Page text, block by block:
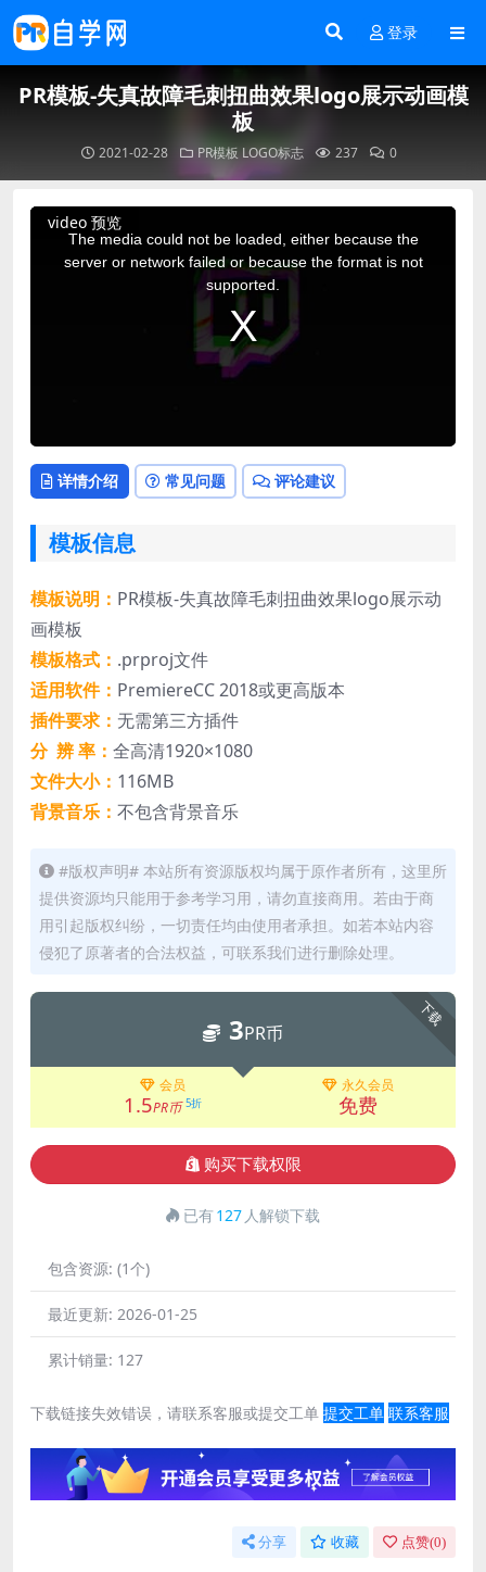
登录
PR模板-失真故障毛刺扭曲效果logo展示动画模
板
2021-02-28 PR模板LOGO标志 237 0
video 预览
This
The media could not be loaded, either because the
server or network failed or because the format is not
supported.
详情介绍 常见问题 评论建议
模板信息
模板说明： PR模板-失真故障毛刺扭曲效果logo展示动
画模板
模板格式： .prproj文件
适用软件： PremiereCC 2018或更高版本
插件要求： 无需第三方插件
分 辨 率： 全高清1920×1080
文件大小： 116MB
背景音乐： 不包含背景音乐
#版权声明# 本站所有资源版权均属于原作者所有，这里所
提供资源均只能用于参考学习用，请勿直接商用。若由于商
用引起版权纠纷，一切责任均由使用者承担。如若本站内容
侵犯了原著者的合法权益，可联系我们进行删除处理。
下载
3PR币
会员
1.5PR币 5折
永久会员
免费
购买下载权限
已有127 人解锁下载
包含资源: (1个)
最近更新: 2026-01-25
累计销量: 127
下载链接失效错误，请联系客服或提交工单 提交工单 联系客服
分享 收藏 点赞(0)